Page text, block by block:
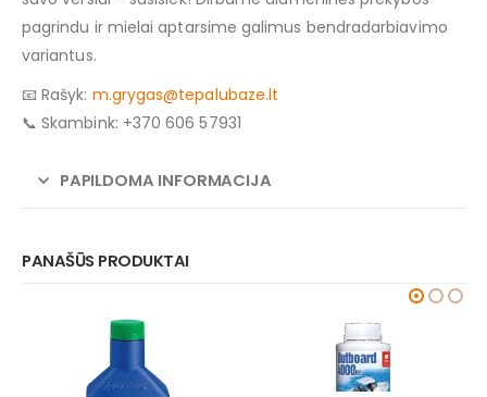
pagrindu ir mielai aptarsime galimus bendradarbiavimo
variantus.
📧 Rašyk: m.grygas@tepalubaze.lt
📞 Skambink: +370 606 57931
PAPILDOMA INFORMACIJA
PANAŠŪS PRODUKTAI